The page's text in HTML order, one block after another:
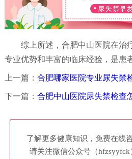
综上所述，合肥中山医院在治
专业优势和丰富的临床经验，是患
上一篇： 合肥哪家医院专业尿失禁
下一篇： 合肥中山医院尿失禁检查
了解更多健康知识，免费在线
请关注微信公众号（hfzsyyfck